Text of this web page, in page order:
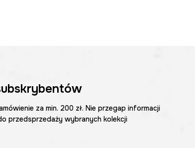
za min. 200 zł. Nie przegap informacji
przedsprzedaży wybranych kolekcji